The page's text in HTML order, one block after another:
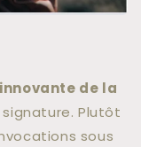
de la
Plutôt
sous